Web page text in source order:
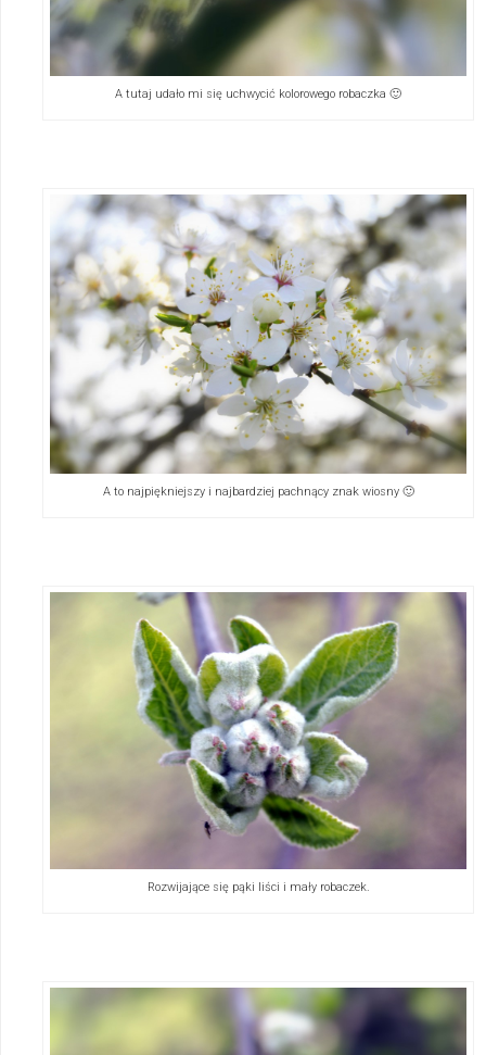
A tutaj udało mi się uchwycić kolorowego robaczka 🙂
A to najpiękniejszy i najbardziej pachnący znak wiosny 🙂
Rozwijające się pąki liści i mały robaczek.